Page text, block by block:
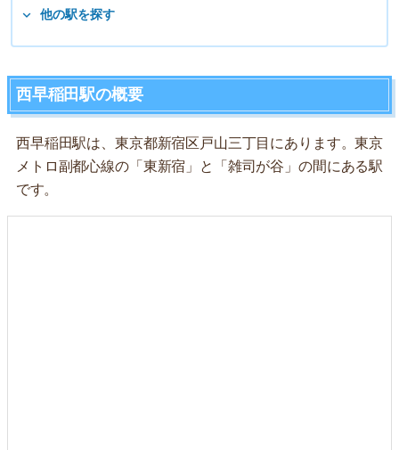
他の駅を探す
西早稲田駅の概要
西早稲田駅は、東京都新宿区戸山三丁目にあります。東京
メトロ副都心線の「東新宿」と「雑司が谷」の間にある駅
です。